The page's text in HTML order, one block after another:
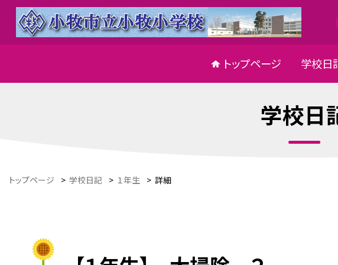
トップページ 学校日
学校日
トップページ > 学校日記 > １年生 > 詳細